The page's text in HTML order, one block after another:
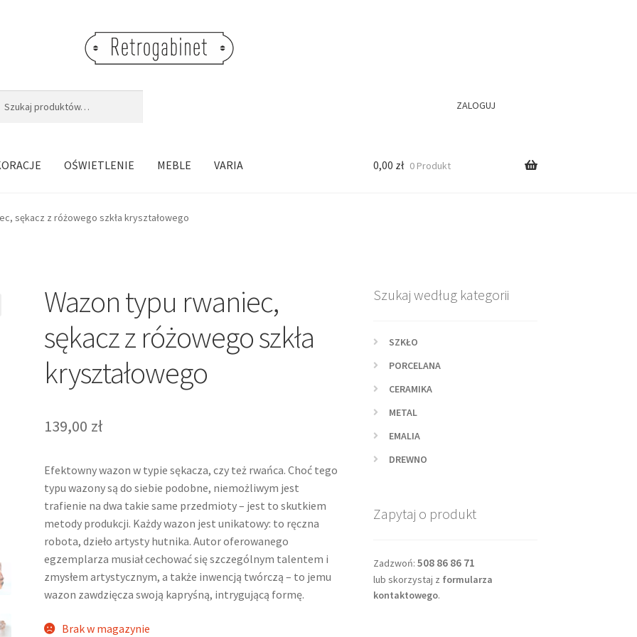
ZALOGUJ
OŚWIETLENIE MEBLE VARIA 0,00 zł 0 Produkt
sękacz z różowego szkła kryształowego
Wazon typu rwaniec,
sękacz z różowego szkła
kryształowego
139,00 zł
Efektowny wazon w typie sękacza, czy też rwańca. Choć tego
typu wazony są do siebie podobne, niemożliwym jest
trafienie na dwa takie same przedmioty – jest to skutkiem
metody produkcji. Każdy wazon jest unikatowy: to ręczna
robota, dzieło artysty hutnika. Autor oferowanego
egzemplarza musiał cechować się szczególnym talentem i
zmysłem artystycznym, a także inwencją twórczą – to jemu
wazon zawdzięcza swoją kapryśną, intrygującą formę.
Brak w magazynie
Szukaj według kategorii
SZKŁO
PORCELANA
CERAMIKA
METAL
EMALIA
DREWNO
Zapytaj o produkt
Zadzwoń: 508 86 86 71
lub skorzystaj z formularza
kontaktowego.